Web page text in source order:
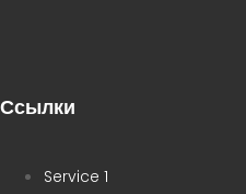
Ссылки
Service 1